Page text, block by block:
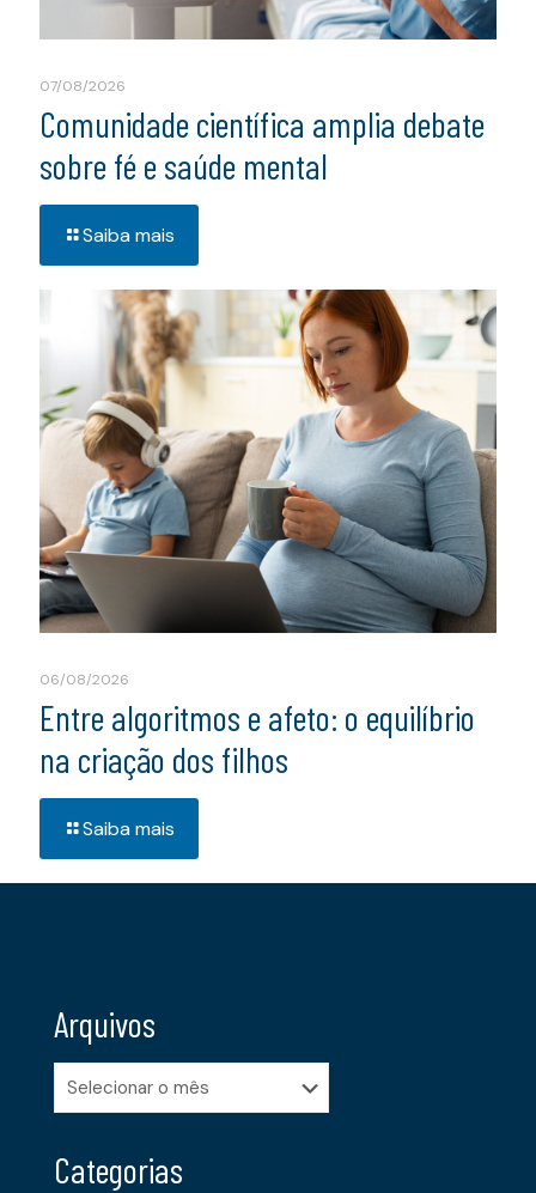
07/08/2026
Comunidade científica amplia debate
sobre fé e saúde mental
Saiba mais
06/08/2026
Entre algoritmos e afeto: o equilíbrio
na criação dos filhos
Saiba mais
Arquivos
Arquivos
Categorias